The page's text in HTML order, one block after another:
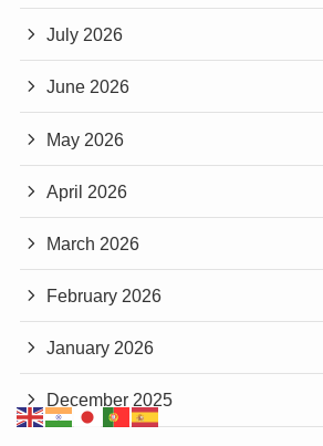
July 2026
June 2026
May 2026
April 2026
March 2026
February 2026
January 2026
December 2025